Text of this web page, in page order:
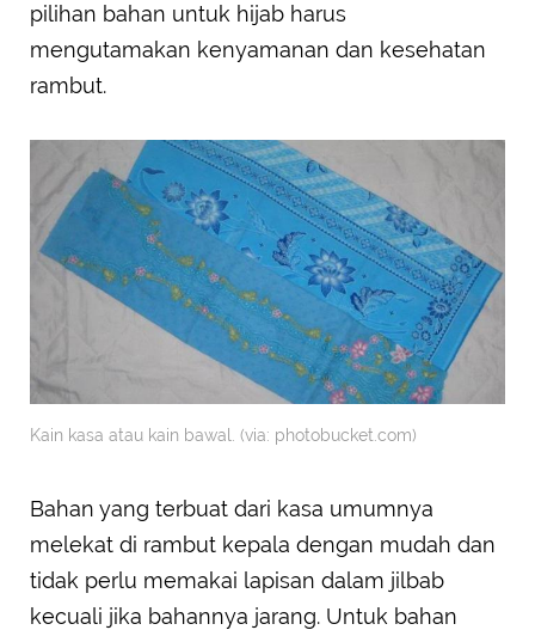
pilihan bahan untuk hijab harus
mengutamakan kenyamanan dan kesehatan
rambut.
Kain kasa atau kain bawal. (via: photobucket.com)
Bahan yang terbuat dari kasa umumnya
melekat di rambut kepala dengan mudah dan
tidak perlu memakai lapisan dalam jilbab
kecuali jika bahannya jarang. Untuk bahan